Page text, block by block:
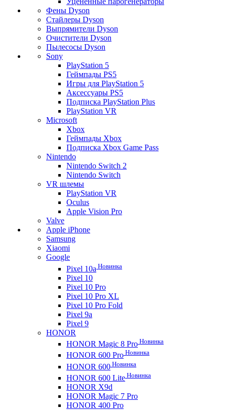
Фены Dyson
Стайлеры Dyson
Выпрямители Dyson
Очистители Dyson
Пылесосы Dyson
Sony
PlayStation 5
Геймпады PS5
Игры для PlayStation 5
Аксессуары PS5
Подписка PlayStation Plus
PlayStation VR
Microsoft
Xbox
Геймпады Xbox
Подписка Xbox Game Pass
Nintendo
Nintendo Switch 2
Nintendo Switch
VR шлемы
PlayStation VR
Oculus
Apple Vision Pro
Valve
Apple iPhone
Samsung
Xiaomi
Google
Pixel 10a Новинка
Pixel 10
Pixel 10 Pro
Pixel 10 Pro XL
Pixel 10 Pro Fold
Pixel 9a
Pixel 9
HONOR
HONOR Magic 8 Pro Новинка
HONOR 600 Pro Новинка
HONOR 600 Новинка
HONOR 600 Lite Новинка
HONOR X9d
HONOR Magic 7 Pro
HONOR 400 Pro